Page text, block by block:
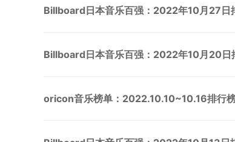
Billboard日本音乐百强：2022年10月27日
Billboard日本音乐百强：2022年10月20日
oricon音乐榜单：2022.10.10~10.16排行